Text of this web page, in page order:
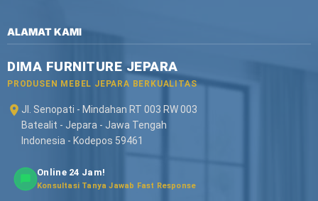
ALAMAT KAMI
DIMA FURNITURE JEPARA
PRODUSEN MEBEL JEPARA BERKUALITAS
Jl. Senopati - Mindahan RT 003 RW 003
Batealit - Jepara - Jawa Tengah
Indonesia - Kodepos 59461
Online 24 Jam!
Konsultasi Tanya Jawab Fast Response